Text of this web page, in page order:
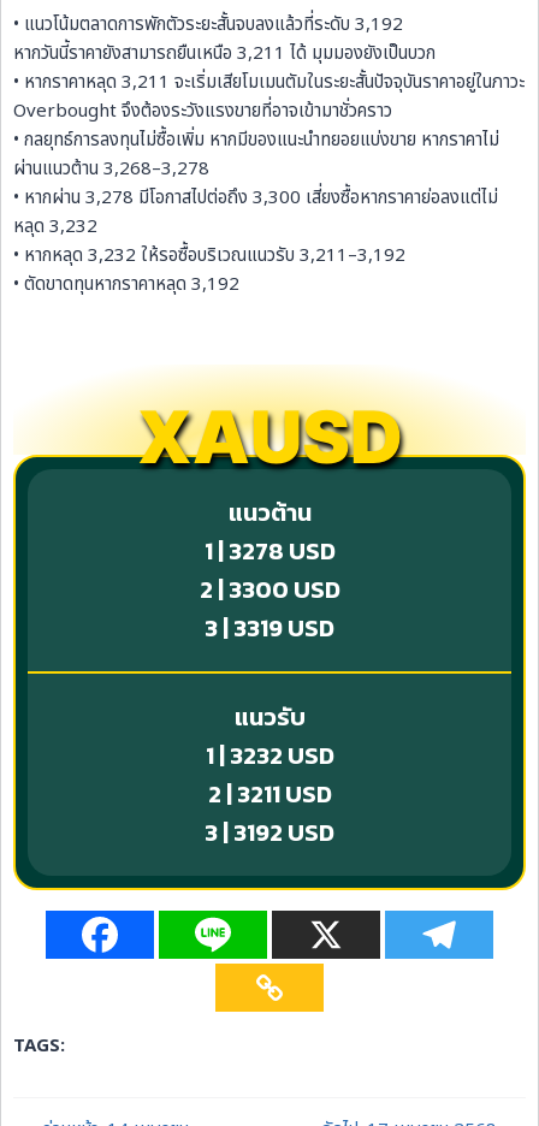
• แนวโน้มตลาดการพักตัวระยะสั้นจบลงแล้วที่ระดับ 3,192
หากวันนี้ราคายังสามารถยืนเหนือ 3,211 ได้ มุมมองยังเป็นบวก
• หากราคาหลุด 3,211 จะเริ่มเสียโมเมนตัมในระยะสั้นปัจจุบันราคาอยู่ในภาวะ
Overbought จึงต้องระวังแรงขายที่อาจเข้ามาชั่วคราว
• กลยุทธ์การลงทุนไม่ซื้อเพิ่ม หากมีของแนะนำทยอยแบ่งขาย หากราคาไม่
ผ่านแนวต้าน 3,268–3,278
• หากผ่าน 3,278 มีโอกาสไปต่อถึง 3,300 เสี่ยงซื้อหากราคาย่อลงแต่ไม่
หลุด 3,232
• หากหลุด 3,232 ให้รอซื้อบริเวณแนวรับ 3,211–3,192
• ตัดขาดทุนหากราคาหลุด 3,192
XAUSD
แนวต้าน
1 | 3278 USD
2 | 3300 USD
3 | 3319 USD
แนวรับ
1 | 3232 USD
2 | 3211 USD
3 | 3192 USD
TAGS: